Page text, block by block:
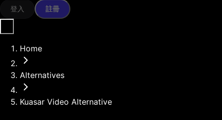
登入 註冊
Home
Alternatives
Kuasar Video Alternative